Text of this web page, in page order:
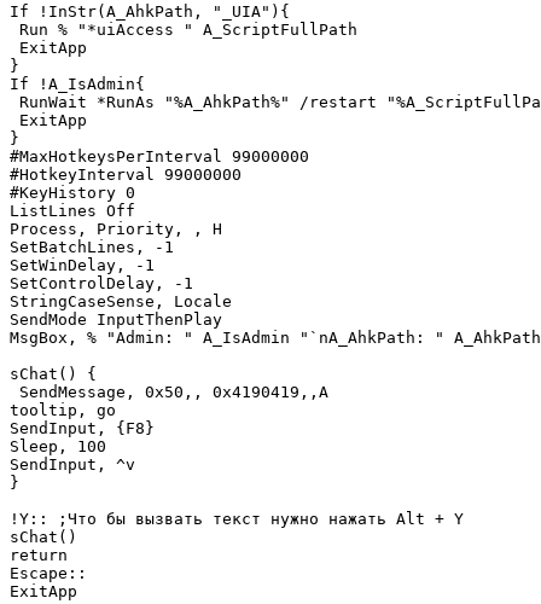
If !InStr(A_AhkPath, "_UIA"){
Run % "*uiAccess " A_ScriptFullPath
ExitApp
}
If !A_IsAdmin{
RunWait *RunAs "%A_AhkPath%" /restart
ExitApp
}
#MaxHotkeysPerInterval 99000000
#HotkeyInterval 99000000
#KeyHistory 0
ListLines Off
Process, Priority, , H
SetBatchLines, -1
SetWinDelay, -1
SetControlDelay, -1
StringCaseSense, Locale
SendMode InputThenPlay
MsgBox, % "Admin: " A_IsAdmin "`nA_AhkPath: " A_AhkPath
sChat() {
SendMessage, 0x50,, 0x4190419,,A
tooltip, go
SendInput, {F8}
Sleep, 100
SendInput, ^v
}
!Y:: ;Что бы вызвать текст нужно нажать Alt + Y
sChat()
return
Escape::
ExitApp